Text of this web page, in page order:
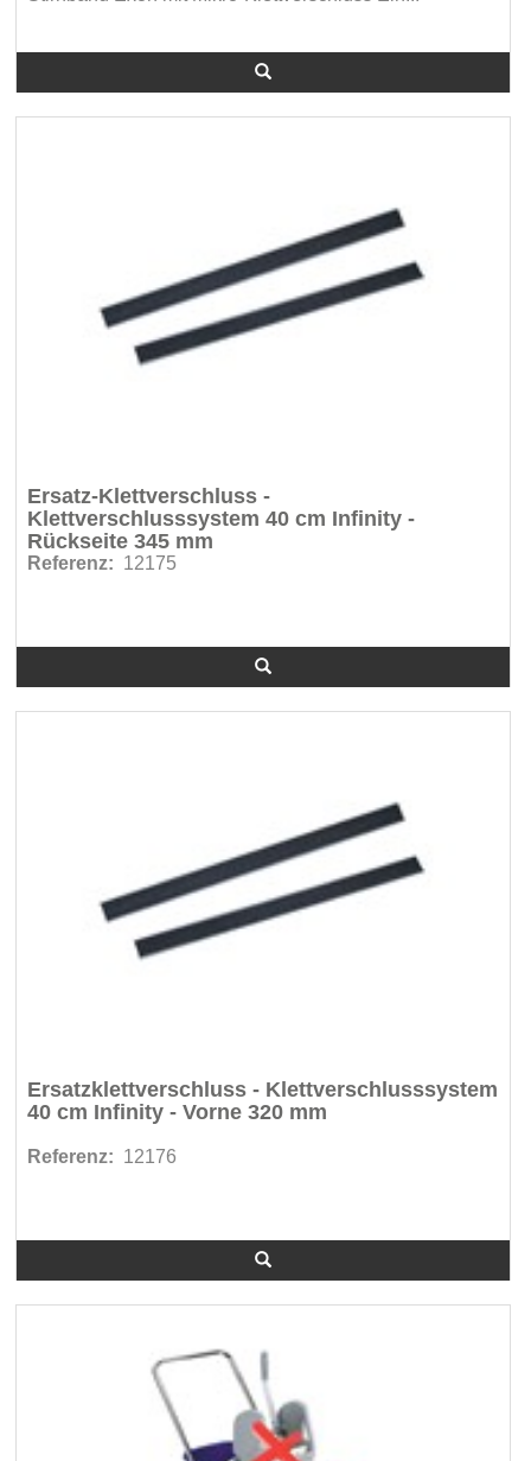
Ersatz-Klettverschluss -
Klettverschlusssystem 40 cm Infinity -
Rückseite 345 mm
Referenz: 12175
Ersatzklettverschluss - Klettverschlusssystem
40 cm Infinity - Vorne 320 mm
Referenz: 12176